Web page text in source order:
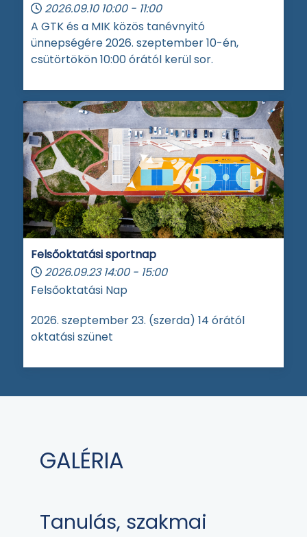
2026.09.10 10:00 - 11:00
A GTK és a MIK közös tanévnyitó
ünnepségére 2026. szeptember 10-én,
csütörtökön 10:00 órától kerül sor.
Felsőoktatási sportnap
2026.09.23 14:00 - 15:00
Felsőoktatási Nap
2026. szeptember 23. (szerda) 14 órától
oktatási szünet
GALÉRIA
Tanulás, szakmai